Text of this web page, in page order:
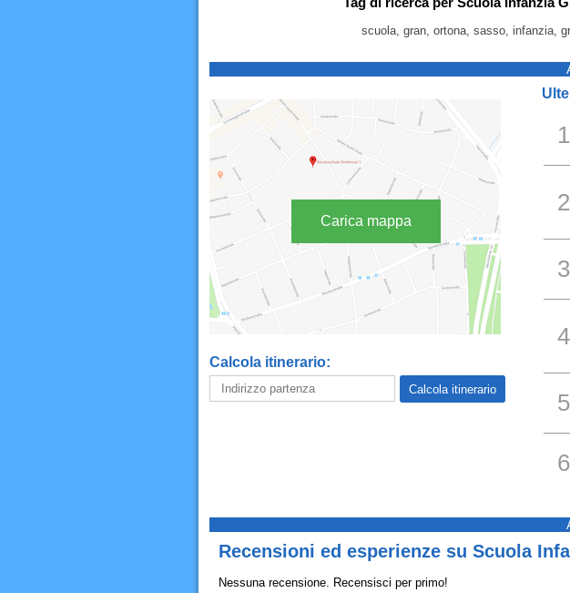
scuola, gran, ortona, sasso, infanzia,
Carica mappa
Calcola itinerario:
1
2
3
4
5
6
Recensioni ed esperienze su Scuola
Nessuna recensione. Recensisci per primo!